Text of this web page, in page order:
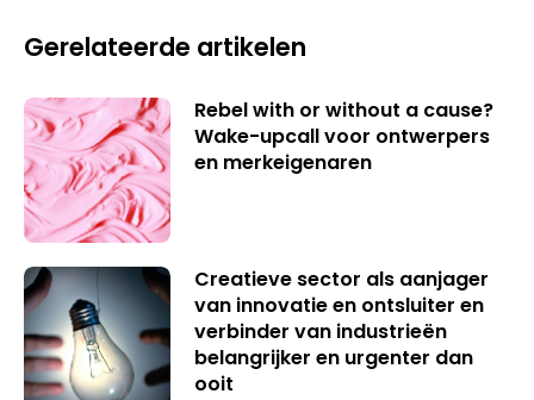
Gerelateerde artikelen
Rebel with or without a cause?
Wake-upcall voor ontwerpers
en merkeigenaren
Creatieve sector als aanjager
van innovatie en ontsluiter en
verbinder van industrieën
belangrijker en urgenter dan
ooit